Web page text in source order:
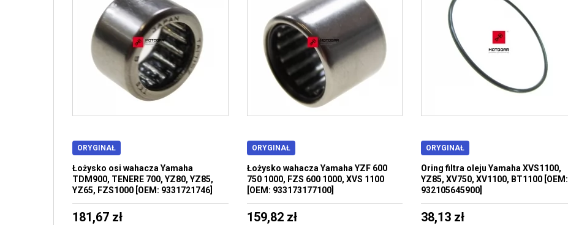
ORYGINAŁ
Łożysko osi wahacza Yamaha
TDM900, TENERE 700, YZ80, YZ85,
YZ65, FZS1000 [OEM: 9331721746]
181,67 zł
ORYGINAŁ
Łożysko wahacza Yamaha YZF 600
750 1000, FZS 600 1000, XVS 1100
[OEM: 933173177100]
159,82 zł
ORYGINAŁ
Oring filtra oleju Yamaha XVS1100,
YZ85, XV750, XV1100, BT1100 [OEM:
932105645900]
38,13 zł